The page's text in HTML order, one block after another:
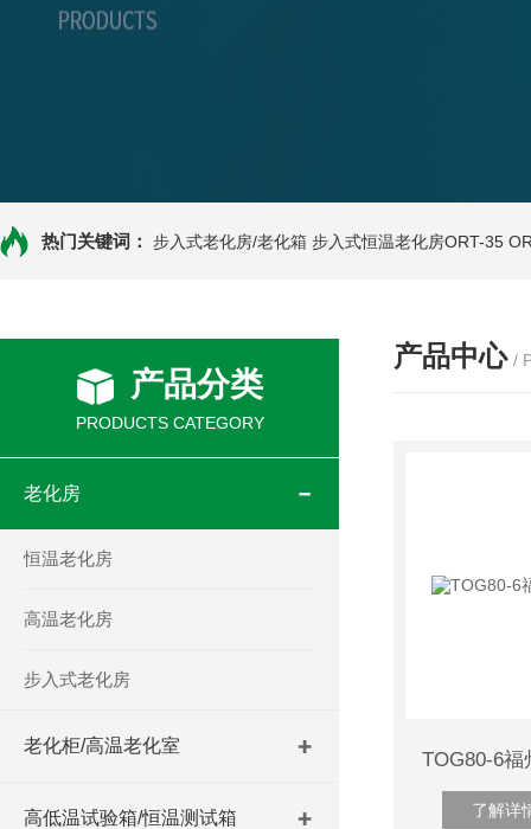
热门关键词： 步入式老化房/老化箱 步入式恒温老化房ORT-35
产品分类
PRODUCTS CATEGORY
老化房
恒温老化房
高温老化房
步入式老化房
老化柜/高温老化室
高低温试验箱/恒温测试箱
产品中心 /
了解详